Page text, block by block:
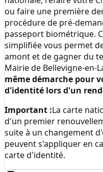
ou faire une première
procédure de pré-
passeport biométrique.
simplifiée vous permet
amont et de gagner du
Mairie de Bellevigne-en-
même démarche pour
d'identité lors d'un
Important :La carte
d'un premier
suite à un changement
peuvent s'appliquer en
carte d'identité.